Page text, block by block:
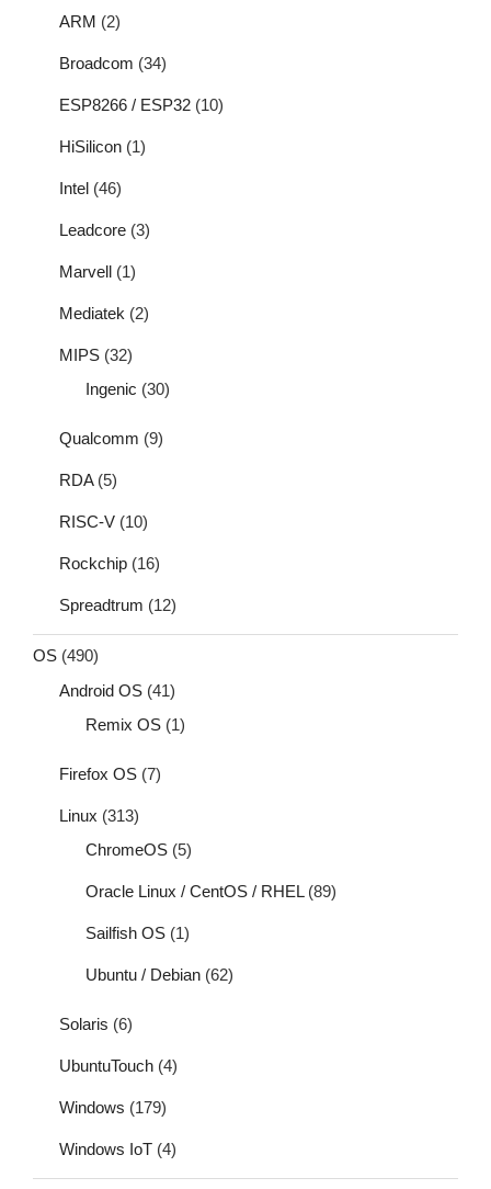
ARM (2)
Broadcom (34)
ESP8266 / ESP32 (10)
HiSilicon (1)
Intel (46)
Leadcore (3)
Marvell (1)
Mediatek (2)
MIPS (32)
Ingenic (30)
Qualcomm (9)
RDA(5)
RISC-V (10)
Rockchip (16)
Spreadtrum (12)
OS (490)
Android OS (41)
Remix OS (1)
Firefox OS (7)
Linux (313)
ChromeOS (5)
Oracle Linux / CentOS / RHEL(89)
Sailfish OS (1)
Ubuntu / Debian (62)
Solaris (6)
UbuntuTouch (4)
Windows (179)
Windows IoT (4)